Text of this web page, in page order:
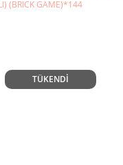
TÜKENDİ